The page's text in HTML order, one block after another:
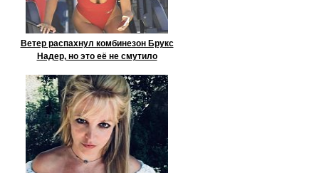
Ветер распахнул комбинезон Брукс
Надер, но это её не смутило